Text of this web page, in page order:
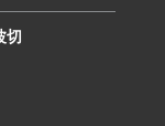
切